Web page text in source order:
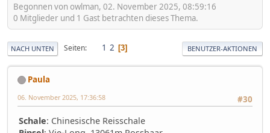
Begonnen von owlman, 02. November 2025, 08:59:16
0 Mitglieder und 1 Gast betrachten dieses Thema.
NACH UNTEN Seiten 1 2 3 BENUTZER-AKTIONEN
Paula
#30
06. November 2025, 17:36:58
Schale: Chinesische Reisschale